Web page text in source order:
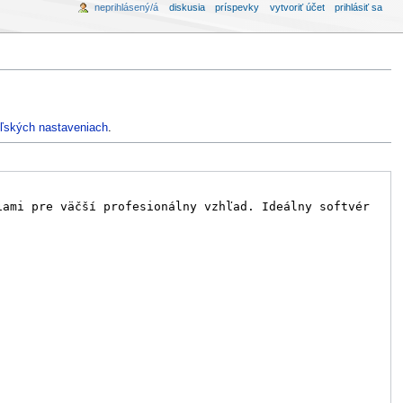
nastaveniach.
neprihlásený/á diskusia príspevky vytvoriť účet prihlásiť sa